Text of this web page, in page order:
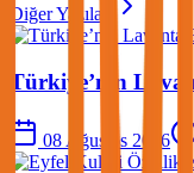
Diğer Yazılar
Türkiye’nin
08 Ağustos 2026